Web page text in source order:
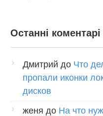
Останні коментарі
Дмитрий до Что
пропали иконки
дисков
женя до На что